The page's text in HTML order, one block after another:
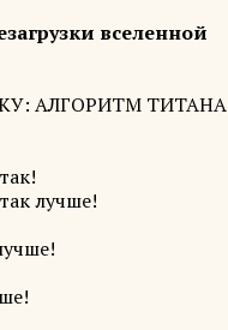
вселенной
АЛГОРИТМ ТИТАНА
лучше!